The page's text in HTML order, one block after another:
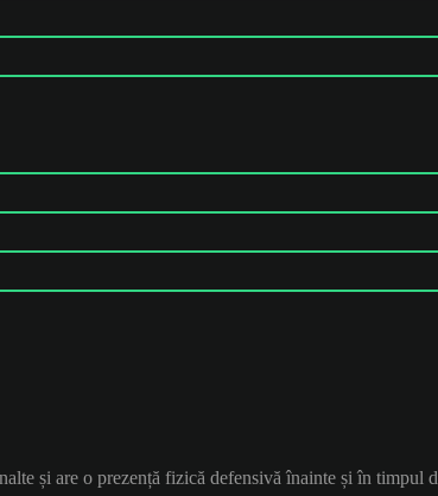
și are o prezență fizică defensivă înainte și în timpul